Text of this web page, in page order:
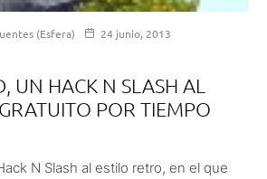
(Esfera)
24 junio, 2013
UN HACK N SLASH AL
POR TIEMPO
N Slash al estilo retro, en el que